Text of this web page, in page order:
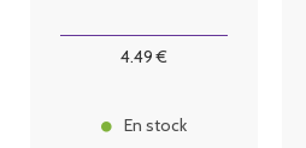
4.49 €
En stock